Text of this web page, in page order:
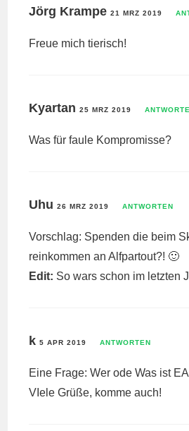
Jörg Krampe21 MRZ 2019
Freue mich tierisch!
Kyartan25 MRZ 2019
Was für faule Kompromisse?
Uhu26 MRZ 2019 ANTWORTEN
Vorschlag: Spenden die beim
reinkommen an Alfpartout?! 🙂
Edit: So wars schon im letzten
k5 APR 2019 ANTWORTEN
Eine Frage: Wer ode Was ist
VIele Grüße, komme auch!